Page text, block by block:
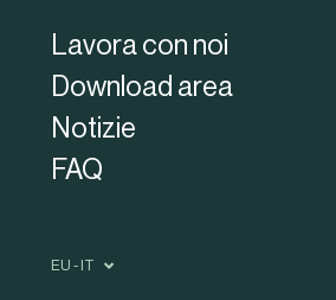
Lavora con noi
Download area
Notizie
FAQ
EU - IT